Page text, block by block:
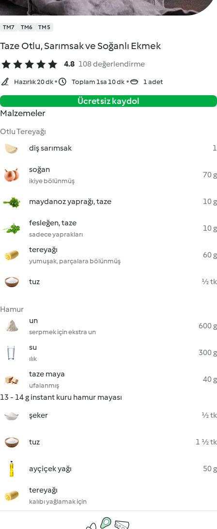
TM7 TM6 TM5
Taze Otlu, Sarımsak ve Soğanlı Ekmek
4.8 108 değerlendirme
Hazırlık 20 dk Toplam 1sa 10 dk 1 adet
Ücretsiz kaydol
Malzemeler
Otlu Tereyağı
diş sarımsak
1
soğan
ikiye bölünmüş
70 g
maydanoz yaprağı, taze 10 g
fesleğen, taze
sadece yaprakları
10 g
tereyağı
yumuşak, parçalara bölünmüş
60 g
tuz ½ tk
Hamur
un
serpmek için ekstra un
600 g
su
ılık
300 g
taze maya
ufalanmış
40 g
13 - 14 g instant kuru hamur mayası
şeker
½ tk
tuz 1 ½ tk
ayçiçek yağı 50 g
tereyağı
kalıbı yağlamak için